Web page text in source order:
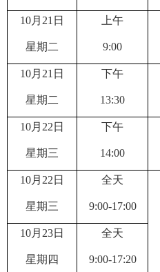
10月 21 日
星期 二
上午
9:00
10月 21 日
星期 二
下午
13:30
10月 22 日
星期三
下午
14:00
10月 22 日
星期三
全天
9:00-17:00
10月 23日
星期 四
全天
9:00-17:20